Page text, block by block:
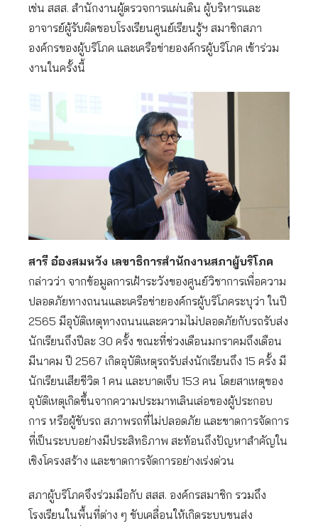
เช่น สสส. สำนักงานผู้ตรวจการแผ่นดิน ผู้บริหารและ
อาจารย์ผู้รับผิดชอบโรงเรียนศูนย์เรียนรู้ฯ สมาชิกสภา
องค์กรของผู้บริโภค และเครือข่ายองค์กรผู้บริโภค เข้าร่วม
งานในครั้งนี้
สารี อ๋องสมหวัง เลขาธิการสำนักงานสภาผู้บริโภค
กล่าวว่า จากข้อมูลการเฝ้าระวังของศูนย์วิชาการเพื่อความ
ปลอดภัยทางถนนและเครือข่ายองค์กรผู้บริโภคระบุว่า ในปี
2565 มีอุบัติเหตุทางถนนและความไม่ปลอดภัยกับรถรับส่ง
นักเรียนถึงปีละ 30 ครั้ง ขณะที่ช่วงเดือนมกราคมถึงเดือน
มีนาคม ปี 2567 เกิดอุบัติเหตุรถรับส่งนักเรียนถึง 15 ครั้ง มี
นักเรียนเสียชีวิต 1 คน และบาดเจ็บ 153 คน โดยสาเหตุของ
อุบัติเหตุเกิดขึ้นจากความประมาทเลินเล่อของผู้ประกอบ
การ หรือผู้ขับรถ สภาพรถที่ไม่ปลอดภัย และขาดการจัดการ
ที่เป็นระบบอย่างมีประสิทธิภาพ สะท้อนถึงปัญหาสำคัญใน
เชิงโครงสร้าง และขาดการจัดการอย่างเร่งด่วน
สภาผู้บริโภคจึงร่วมมือกับ สสส. องค์กรสมาชิก รวมถึง
โรงเรียนในพื้นที่ต่าง ๆ ขับเคลื่อนให้เกิดระบบขนส่ง